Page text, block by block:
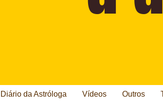
Diário da Astróloga Vídeos Outros